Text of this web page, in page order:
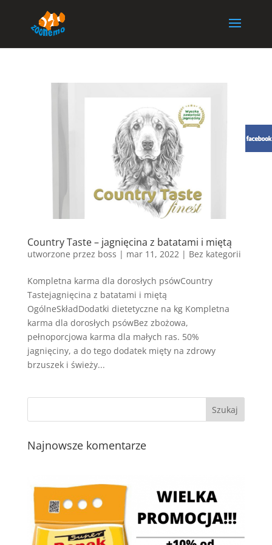
Country Taste – jagnięcina z batatami i miętą
utworzone przez boss | mar 11, 2022| Bez kategorii
Kompletna karma dla dorosłych psówCountry
Tastejagnięcina z batatami i miętą
OgólneSkładDodatki dietetyczne na kg Kompletna
karma dla dorosłych psówBez zbożowa,
pełnoporcjowa karma dla małych ras. 50%
jagnięciny, a do tego dodatek mięty na zdrowy
brzuszek i świeży...
Najnowsze komentarze